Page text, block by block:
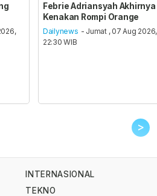
Febrie Adriansyah Akhirnya
Kenakan Rompi Orange
Dailynews - Jumat , 07 Aug 2026,
22:30 WIB
>
INTERNASIONAL
TEKNO